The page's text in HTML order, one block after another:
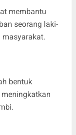
membantu
seorang laki-
masyarakat.
bentuk